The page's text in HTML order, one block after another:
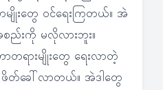
းတွေ ဝင်ရေးကြတယ်။ အဲ
ည်းကို မလိုလားဘူး။
တရားမျိုးတွေ ရေးလာတဲ့
ဖိတ်ခေါ်လာတယ်။ အဲဒါတွေ